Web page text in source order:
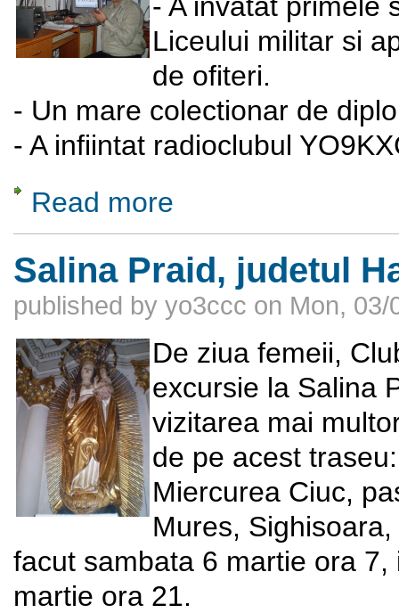
Liceului militar si
de ofiteri.
- Un mare colectionar de
- A infiintat radioclubul
Read more
Salina Praid, judetul
published by yo3ccc on Mon, 03/
De ziua femeii,
excursie la Salina
vizitarea mai
de pe acest
Miercurea Ciuc,
Mures,
facut sambata 6 martie ora
martie ora 21.